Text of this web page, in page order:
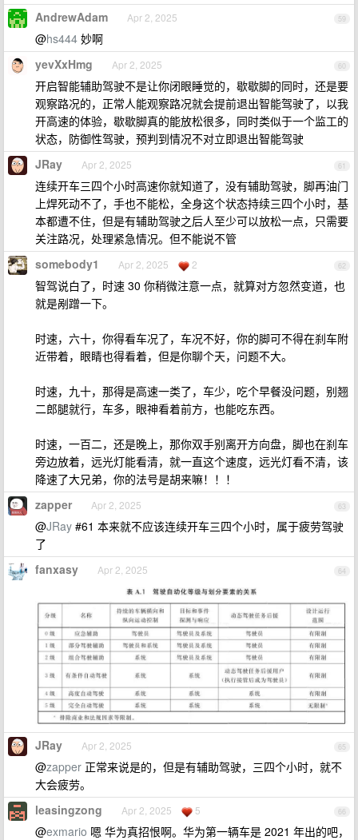
59
AndrewAdam Apr 2, 2025
@hs444 妙啊
60
yevXxHmg Apr 2, 2025
开启智能辅助驾驶不是让你闭眼睡觉的，歇歇脚的同时，还是要
观察路况的，正常人能观察路况就会提前退出智能驾驶了，以我
开高速的体验，歇歇脚真的能放松很多，同时类似于一个监工的
状态，防御性驾驶，预判到情况不对立即退出智能驾驶
61
JRay Apr 2, 2025
连续开车三四个小时高速你就知道了，没有辅助驾驶，脚再油门
上焊死动不了，手也不能松，全身这个状态持续三四个小时，基
本都遭不住，但是有辅助驾驶之后人至少可以放松一点，只需要
关注路况，处理紧急情况。但不能说不管
62
somebody1 Apr 2, 2025 2
智驾说白了，时速 30 你稍微注意一点，就算对方忽然变道，也
就是剐蹭一下。
时速，六十，你得看车况了，车况不好，你的脚可不得在刹车附
近带着，眼睛也得看着，但是你聊个天，问题不大。
时速，九十，那得是高速一类了，车少，吃个早餐没问题，别翘
二郎腿就行，车多，眼神看着前方，也能吃东西。
时速，一百二，还是晚上，那你双手别离开方向盘，脚也在刹车
旁边放着，远光灯能看清，就一直这个速度，远光灯看不清，该
降速了大兄弟，你的法号是胡来嘛！！！
63
zapper Apr 2, 2025
@JRay #61 本来就不应该连续开车三四个小时，属于疲劳驾驶
了
64
fanxasy Apr 2, 2025
65
JRay Apr 2, 2025
@zapper 正常来说是的，但是有辅助驾驶，三四个小时，就不
大会疲劳。
66
leasingzong Apr 2, 2025 5
@exmario 嗯 华为真招恨啊。华为第一辆车是 2021 年出的吧，